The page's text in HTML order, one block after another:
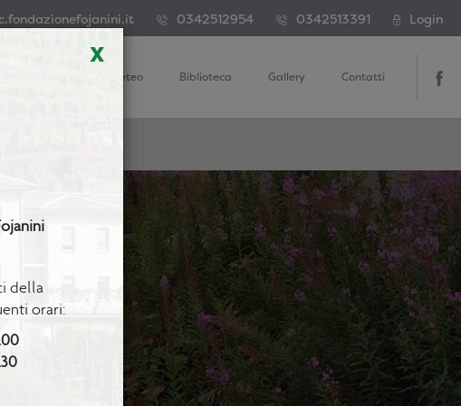
x
della
orari:
Login
0342513391
0342512954
Dati Meteo Biblioteca Gallery Contatti
-